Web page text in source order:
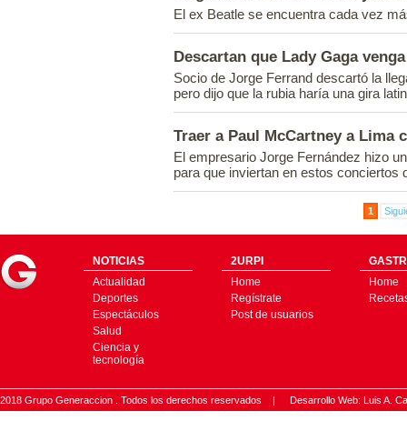
El ex Beatle se encuentra cada vez
Descartan que Lady Gaga
Socio de Jorge Ferrand descartó la
pero dijo que la rubia haría una gira
Traer a Paul McCartney a Lima
El empresario Jorge Fernández hizo
para que inviertan en estos conciertos
1
NOTICIAS
Actualidad
Deportes
Espectáculos
Salud
Ciencia y
tecnología
2URPI
Home
Regístrate
Post de usuarios
Home
2018 Grupo Generaccion . Todos los derechos reservados | Desarrollo Web: Luis